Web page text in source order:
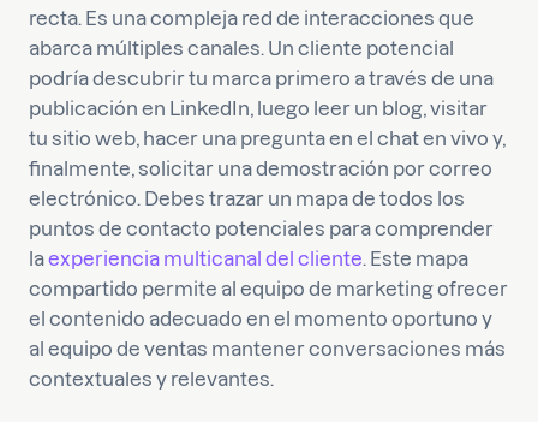
recta. Es una compleja red de interacciones que
abarca múltiples canales. Un cliente potencial
podría descubrir tu marca primero a través de una
publicación en LinkedIn, luego leer un blog, visitar
tu sitio web, hacer una pregunta en el chat en vivo y,
finalmente, solicitar una demostración por correo
electrónico. Debes trazar un mapa de todos los
puntos de contacto potenciales para comprender
laexperiencia multicanal del cliente. Este mapa
compartido permite al equipo de marketing ofrecer
el contenido adecuado en el momento oportuno y
al equipo de ventas mantener conversaciones más
contextuales y relevantes.